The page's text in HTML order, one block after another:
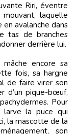
Riri, éventre
laquelle
avalanche dans
tas de branches
derrière lui.
mâche encore sa
fois, sa hargne
de faire virer son
d’un pique-bœuf,
Pour
larve la puce qui
la mascotte de la
son